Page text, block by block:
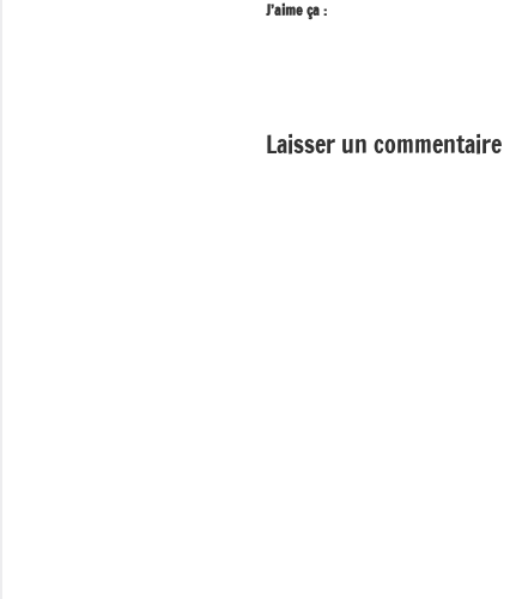
J’aime ça :
Laisser un commentaire